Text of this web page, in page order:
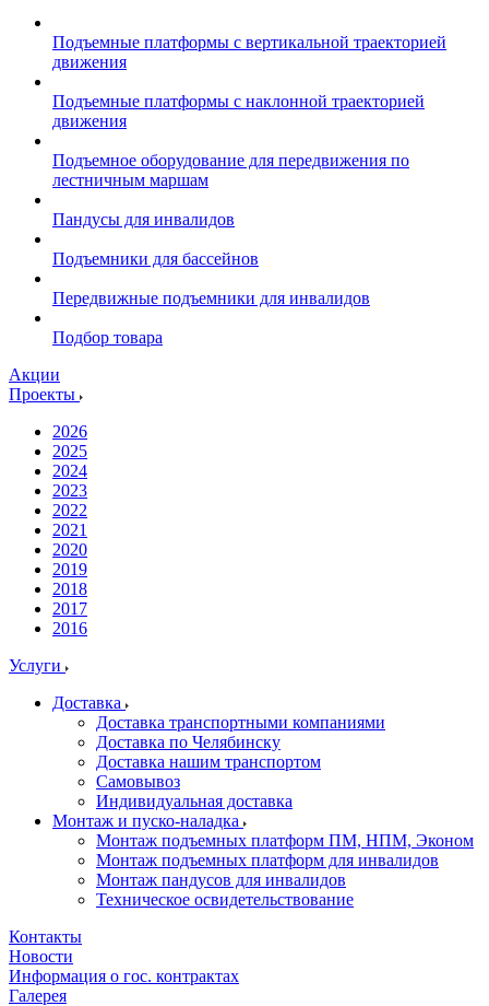
Подъемные платформы с вертикальной траекторией
движения
Подъемные платформы с наклонной траекторией
движения
Подъемное оборудование для передвижения по
лестничным маршам
Пандусы для инвалидов
Подъемники для бассейнов
Передвижные подъемники для инвалидов
Подбор товара
Акции
Проекты
2026
2025
2024
2023
2022
2021
2020
2019
2018
2017
2016
Услуги
Доставка
Доставка транспортными компаниями
Доставка по Челябинску
Доставка нашим транспортом
Самовывоз
Индивидуальная доставка
Монтаж и пуско-наладка
Монтаж подъемных платформ ПМ, НПМ, Эконом
Монтаж подъемных платформ для инвалидов
Монтаж пандусов для инвалидов
Техническое освидетельствование
Контакты
Новости
Информация о гос. контрактах
Галерея